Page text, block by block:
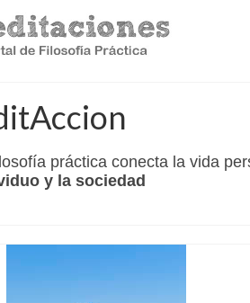
práctica conecta la vida
y la sociedad